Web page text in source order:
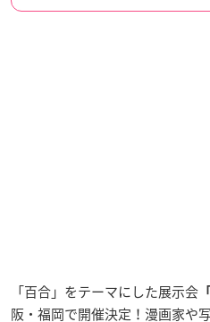
「百合」をテーマにした展示会
阪・福岡で開催決定！漫画家や